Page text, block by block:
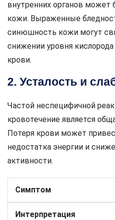
внутренних органов
кожи. Выраженные
синюшность кожи могут
снижении уровня
крови.
2. Усталость и
Частой неспецифичной
кровотечение является
Потеря крови может
недостатка энергии и
активности.
Симптом
Интерпретация